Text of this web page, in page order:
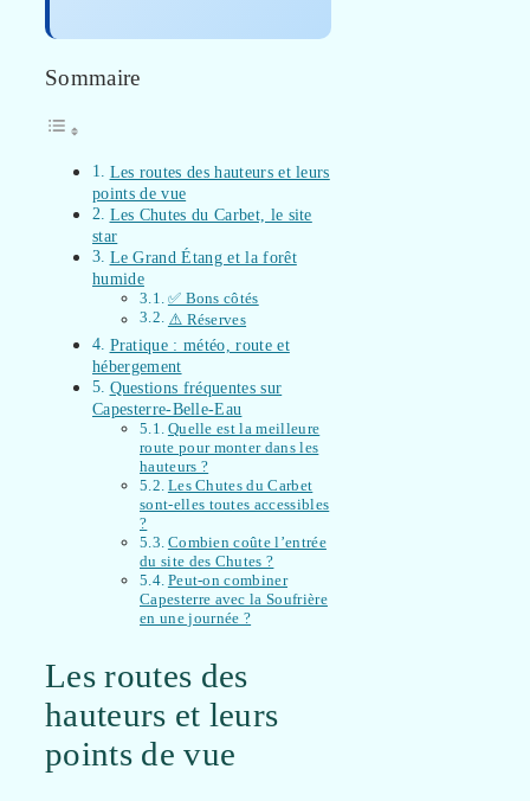
Sommaire
Les routes des hauteurs et leurs
points de vue
Les Chutes du Carbet, le site
star
Le Grand Étang et la forêt
humide
✅ Bons côtés
⚠️ Réserves
Pratique : météo, route et
hébergement
Questions fréquentes sur
Capesterre-Belle-Eau
Quelle est la meilleure
route pour monter dans les
hauteurs ?
Les Chutes du Carbet
sont-elles toutes accessibles
?
Combien coûte l’entrée
du site des Chutes ?
Peut-on combiner
Capesterre avec la Soufrière
en une journée ?
Les routes des
hauteurs et leurs
points de vue